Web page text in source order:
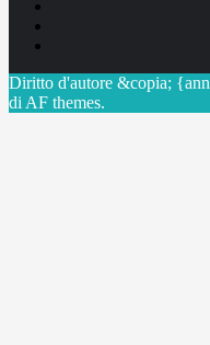
Diritto d'autore &copia;
di AF themes.